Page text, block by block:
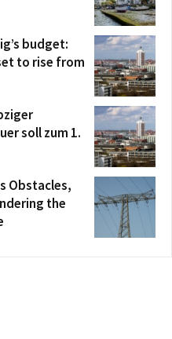
budget:
to rise from
soll zum 1.
Obstacles,
the